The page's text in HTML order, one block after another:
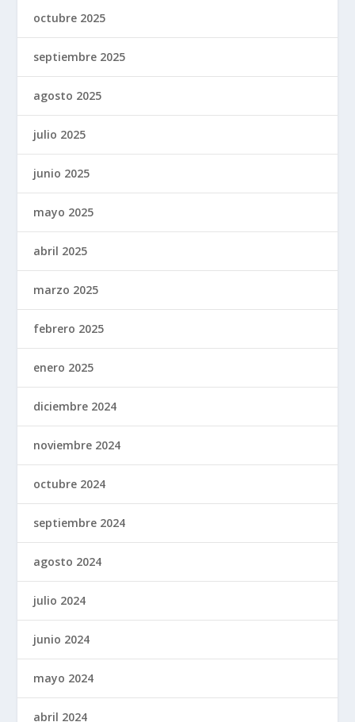
octubre 2025
septiembre 2025
agosto 2025
julio 2025
junio 2025
mayo 2025
abril 2025
marzo 2025
febrero 2025
enero 2025
diciembre 2024
noviembre 2024
octubre 2024
septiembre 2024
agosto 2024
julio 2024
junio 2024
mayo 2024
abril 2024